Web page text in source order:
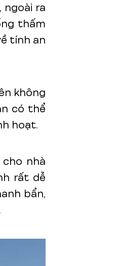
ngoài ra
thấm
tính an
không
có thể
hoạt.
nhà
rất dễ
bẩn,